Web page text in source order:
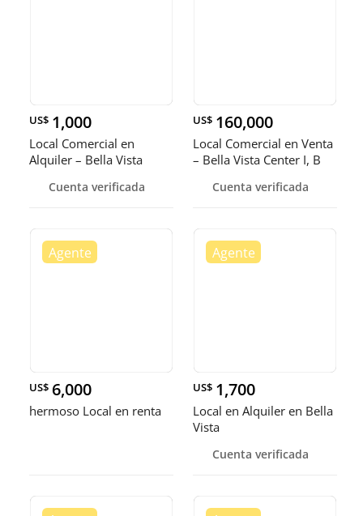
US$ 1,000
Local Comercial en
Alquiler – Bella Vista
Cuenta verificada
US$ 160,000
Local Comercial en Venta
– Bella Vista Center I, B
Cuenta verificada
US$ 6,000
hermoso Local en renta
US$ 1,700
Local en Alquiler en Bella
Vista
Cuenta verificada